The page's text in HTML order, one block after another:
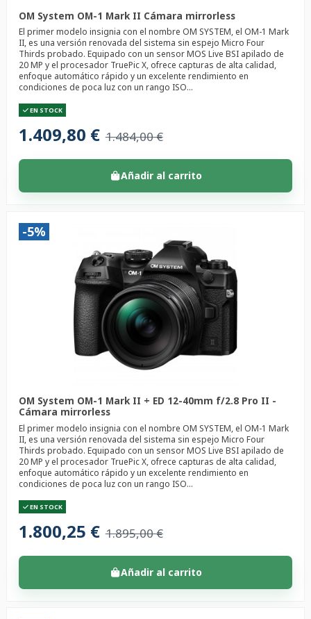
OM System OM-1 Mark II Cámara mirrorless
El primer modelo insignia con el nombre OM SYSTEM, el OM-1 Mark
II, es una versión renovada del sistema sin espejo Micro Four
Thirds probado. Equipado con un sensor MOS Live BSI apilado de
20 MP y el procesador TruePic X, ofrece capturas de alta calidad,
enfoque automático rápido y un excelente rendimiento en
condiciones de poca luz con un rango ISO...
EN STOCK
1.409,80 € 1.484,00 €
Añadir al carrito
-5%
OM System OM-1 Mark II + ED 12-40mm f/2.8 Pro II -
Cámara mirrorless
El primer modelo insignia con el nombre OM SYSTEM, el OM-1 Mark
II, es una versión renovada del sistema sin espejo Micro Four
Thirds probado. Equipado con un sensor MOS Live BSI apilado de
20 MP y el procesador TruePic X, ofrece capturas de alta calidad,
enfoque automático rápido y un excelente rendimiento en
condiciones de poca luz con un rango ISO...
EN STOCK
1.800,25 € 1.895,00 €
Añadir al carrito